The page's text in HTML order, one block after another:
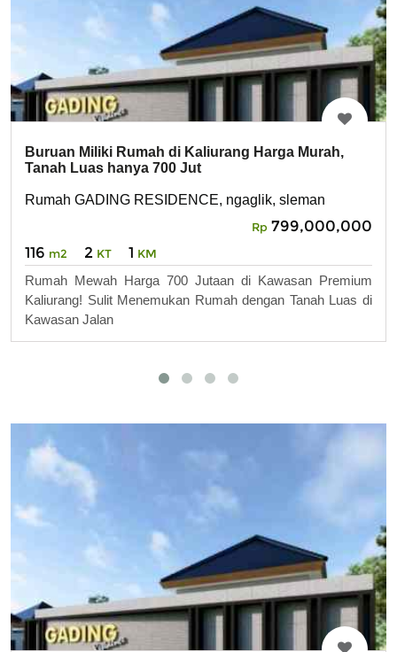
Buruan Miliki Rumah di Kaliurang Harga Murah,
Tanah Luas hanya 700 Jut
Rumah GADING RESIDENCE, ngaglik, sleman
Rp 799,000,000
116 m2 2 KT 1 KM
Rumah Mewah Harga 700 Jutaan di Kawasan Premium
Kaliurang! Sulit Menemukan Rumah dengan Tanah Luas di
Kawasan Jalan